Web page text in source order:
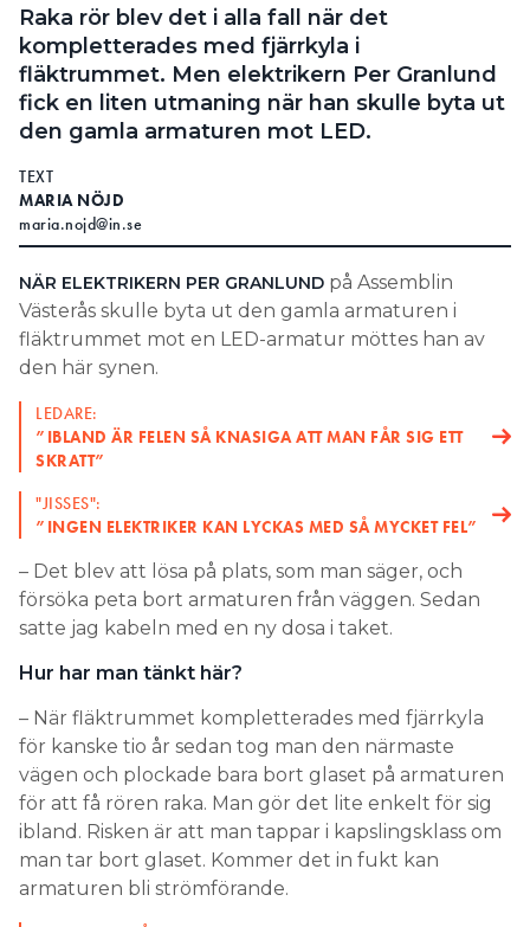
Raka rör blev det i alla fall när det
kompletterades med fjärrkyla i
fläktrummet. Men elektrikern Per Granlund
fick en liten utmaning när han skulle byta ut
den gamla armaturen mot LED.
TEXT
MARIA NÖJD
maria.nojd@in.se
NÄR ELEKTRIKERN PER GRANLUND på Assemblin
Västerås skulle byta ut den gamla armaturen i
fläktrummet mot en LED-armatur möttes han av
den här synen.
LEDARE:
”IBLAND ÄR FELEN SÅ KNASIGA ATT MAN FÅR SIG ETT
SKRATT”
"JISSES":
”INGEN ELEKTRIKER KAN LYCKAS MED SÅ MYCKET FEL”
– Det blev att lösa på plats, som man säger, och
försöka peta bort armaturen från väggen. Sedan
satte jag kabeln med en ny dosa i taket.
Hur har man tänkt här?
– När fläktrummet kompletterades med fjärrkyla
för kanske tio år sedan tog man den närmaste
vägen och plockade bara bort glaset på armaturen
för att få rören raka. Man gör det lite enkelt för sig
ibland. Risken är att man tappar i kapslingsklass om
man tar bort glaset. Kommer det in fukt kan
armaturen bli strömförande.